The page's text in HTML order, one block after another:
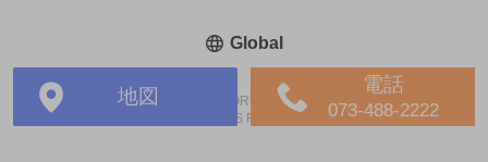
地図
電話
073-488-2222
COPYRIGHT © SUNTORY HOLDINGS LIMITED.
ALL RIGHTS RESERVED.
Global新しいウィンドウで開く